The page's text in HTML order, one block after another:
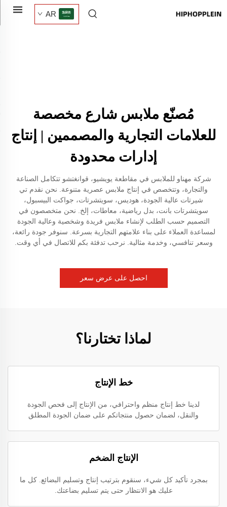
AR
مُصنّع ملابس شارع مخصصة
للعلامات التجارية والمصممين | إنتاج
إدارات محدودة
شركة مهناو للملابس في مقاطعة يويشيو، قوانغتشو تتكامل الصناعة
والتجارة، وتتخصص في إنتاج ملابس عصرية متنوعة. نحن نقدم تي
شيرتات عالية الجودة، هوديس، سويتشرتات، جواكت البيسبول،
سويتشرتات بانت، بدل رياضية، معاطات، إلخ. نحن متخصصون في
التصميم حسب الطلب لإنشاء ملابس فريدة وشخصية وعالية الجودة
لمساعدة العملاء على بناء علامتهم التجارية بسرعة. سنوفر جودة رائعة،
وسعر تنافسي، وخدمة مثالية. نرحب تدفئة بكم للاتصال في أي وقت.
احصل على عرض سعر
لماذا تختارنا؟
خط الإنتاج
لدينا خط إنتاج منظم واحترافي، من الإنتاج إلى فحص الجودة
والنقل، لضمان حصول منتجاتكم على ضمان الجودة المطلق
الإنتاج الضخم
بمجرد تأكيد كل شيء، سنقوم بترتيب إنتاج وتسليم البضائع. كل ما
عليك هو الانتظار حتى يتم تسليم بضاعتك.